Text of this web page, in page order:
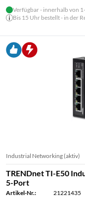
Verfügbar - innerhalb von
Bis 15 Uhr bestellt - in der
Industrial Networking (aktiv)
TRENDnet TI-E50
5-Port
Artikel-Nr.:
21221435